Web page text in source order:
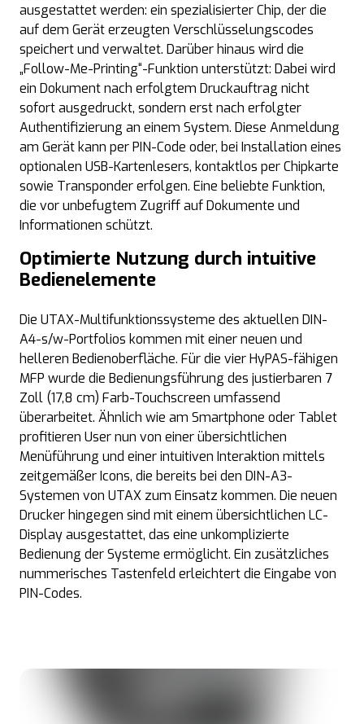
ausgestattet werden: ein spezialisierter Chip, der die
auf dem Gerät erzeugten Verschlüsselungscodes
speichert und verwaltet. Darüber hinaus wird die
„Follow-Me-Printing“-Funktion unterstützt: Dabei wird
ein Dokument nach erfolgtem Druckauftrag nicht
sofort ausgedruckt, sondern erst nach erfolgter
Authentifizierung an einem System. Diese Anmeldung
am Gerät kann per PIN-Code oder, bei Installation eines
optionalen USB-Kartenlesers, kontaktlos per Chipkarte
sowie Transponder erfolgen. Eine beliebte Funktion,
die vor unbefugtem Zugriff auf Dokumente und
Informationen schützt.
Optimierte Nutzung durch intuitive
Bedienelemente
Die UTAX-Multifunktionssysteme des aktuellen DIN-
A4-s/w-Portfolios kommen mit einer neuen und
helleren Bedienoberfläche. Für die vier HyPAS-fähigen
MFP wurde die Bedienungsführung des justierbaren 7
Zoll (17,8 cm) Farb-Touchscreen umfassend
überarbeitet. Ähnlich wie am Smartphone oder Tablet
profitieren User nun von einer übersichtlichen
Menüführung und einer intuitiven Interaktion mittels
zeitgemäßer Icons, die bereits bei den DIN-A3-
Systemen von UTAX zum Einsatz kommen. Die neuen
Drucker hingegen sind mit einem übersichtlichen LC-
Display ausgestattet, das eine unkomplizierte
Bedienung der Systeme ermöglicht. Ein zusätzliches
nummerisches Tastenfeld erleichtert die Eingabe von
PIN-Codes.